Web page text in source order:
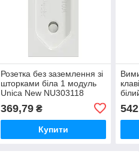
Розетка без заземлення зі
шторками біла 1 модуль
Unica New NU303118
369,79₴
Купити